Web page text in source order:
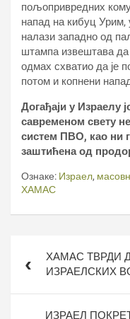
пољопривредних
напад на кибуц Урим,
налази западно од
штампа извештава да
одмах схватио да је
потом и копнени
Догађаји у Израелу
савременом свету
систем ПВО, као ни
заштићена од
Ознаке: Израел,
ХАМАС
чланкаХАМАС ТВРДИ
ИЗРАЕЛСКИХ
ИЗРАЕЛ